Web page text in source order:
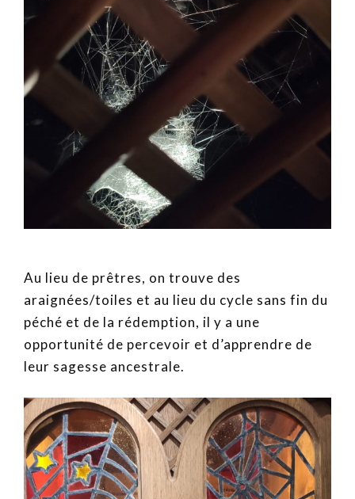
Au lieu de prêtres, on trouve des
araignées/toiles et au lieu du cycle sans fin du
péché et de la rédemption, il y a une
opportunité de percevoir et d’apprendre de
leur sagesse ancestrale.